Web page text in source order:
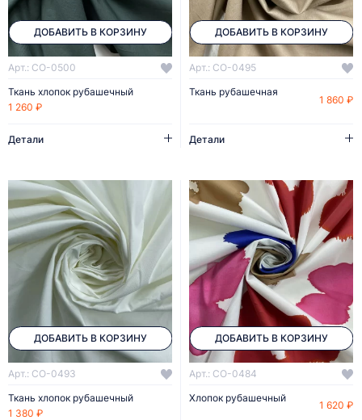
ДОБАВИТЬ В КОРЗИНУ
Арт.: CO-0500
Ткань хлопок рубашечный
1 260 ₽
Детали
ДОБАВИТЬ В КОРЗИНУ
Арт.: CO-0495
Ткань рубашечная
1 860 ₽
Детали
ДОБАВИТЬ В КОРЗИНУ
Арт.: CO-0493
Ткань хлопок рубашечный
1 380 ₽
ДОБАВИТЬ В КОРЗИНУ
Арт.: CO-0484
Хлопок рубашечный
1 620 ₽